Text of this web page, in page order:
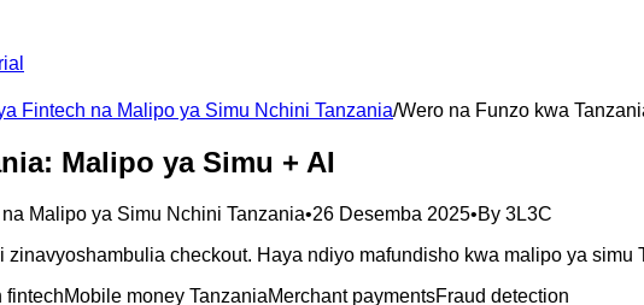
Fintech na Malipo ya Simu Nchini Tanzania/Wero na Funzo kwa
Malipo ya Simu + AI
Malipo ya Simu Nchini Tanzania•26 Desemba 2025•By 3L3C
checkout. Haya ndiyo mafundisho kwa malipo ya simu
fintechMobile money TanzaniaMerchant paymentsFraud detection